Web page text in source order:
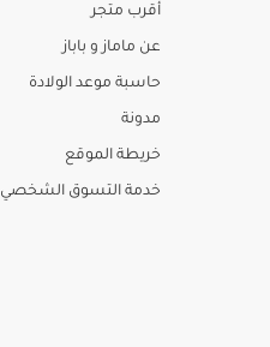
أقرب متجر
عن ماماز و باباز
حاسبة موعد الولادة
مدونة
خريطة الموقع
خدمة التسوق الشخصي